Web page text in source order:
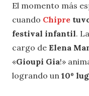
El momento más
cuando Chipre
festival infantil.
cargo de Elena
«Gioupi Gia!»
logrando un 10º